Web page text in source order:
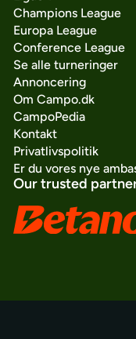
Champions League
Europa League
Conference League
Se alle turneringer
Annoncering
Om Campo.dk
CampoPedia
Kontakt
Privatlivspolitik
Er du vores nye
Our trusted